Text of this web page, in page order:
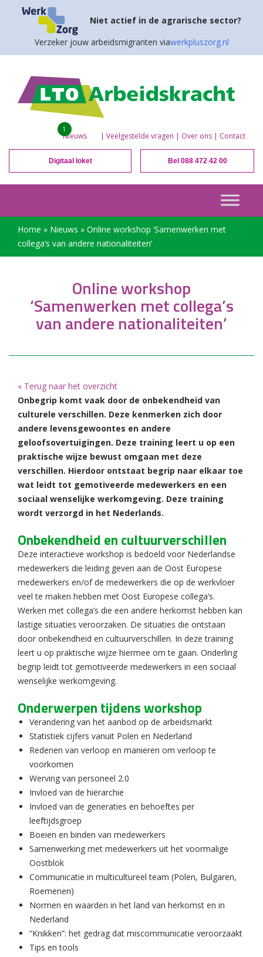
Niet actief in de agrarische sector?
Verzeker jouw arbeidsmigranten viawerkpluszorg.nl
Nieuws
1
| Veelgestelde vragen | Over ons | Contact
Digitaal loket Bel 088 472 42 00
Home » Nieuws » Online workshop ‘Samenwerken met
collega’s van andere nationaliteiten’
Online workshop
‘Samenwerken met collega’s
van andere nationaliteiten’
« Terug naar het overzicht
Onbegrip komt vaak door de onbekendheid van
culturele verschillen. Deze kenmerken zich door
andere levensgewoontes en andere
geloofsovertuigingen. Deze training leert u op een
praktische wijze bewust omgaan met deze
verschillen. Hierdoor ontstaat begrip naar elkaar toe
wat leidt tot gemotiveerde medewerkers en een
sociaal wenselijke werkomgeving. Deze training
wordt verzorgd in het Nederlands.
Onbekendheid en cultuurverschillen
Deze interactieve workshop is bedoeld voor Nederlandse
medewerkers die leiding geven aan de Oost Europese
medewerkers en/of de medewerkers die op de werkvloer
veel te maken hebben met Oost Europese collega’s.
Werken met collega’s die een andere herkomst hebben kan
lastige situaties veroorzaken. De situaties die ontstaan
door onbekendheid en cultuurverschillen. In deze training
leert u op praktische wijze hiermee om te gaan. Onderling
begrip leidt tot gemotiveerde medewerkers in een sociaal
wenselijke werkomgeving.
Onderwerpen tijdens workshop
Verandering van het aanbod op de arbeidsmarkt
Statistiek cijfers vanuit Polen en Nederland
Redenen van verloop en manieren om verloop te
voorkomen
Werving van personeel 2.0
Invloed van de hiërarchie
Invloed van de generaties en behoeftes per
leeftijdsgroep
Boeien en binden van medewerkers
Samenwerking met medewerkers uit het voormalige
Oostblok
Communicatie in multicultureel team (Polen, Bulgaren,
Roemenen)
Normen en waarden in het land van herkomst en in
Nederland
“Knikken”: het gedrag dat miscommunicatie veroorzaakt
Tips en tools